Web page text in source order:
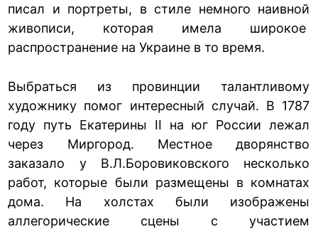
писал и портреты, в стиле немного наивной
живописи, которая имела широкое
распространение на Украине в то время.
Выбраться из провинции талантливому
художнику помог интересный случай. В 1787
году путь Екатерины II на юг России лежал
через Миргород. Местное дворянство
заказало у В.Л.Боровиковского несколько
работ, которые были размещены в комнатах
дома. На холстах были изображены
аллегорические сцены с участием